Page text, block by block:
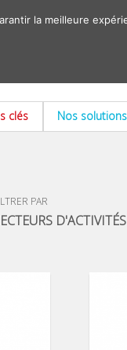
clés Nos solutions
PAR
D'ACTIVITÉS
la meilleure